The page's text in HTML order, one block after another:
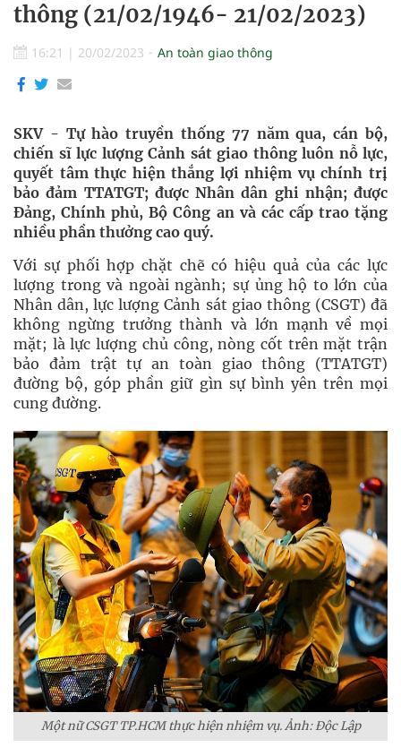
thông (21/02/1946- 21/02/2023)
16:21 | 20/02/2023 An toàn giao thông
SKV - Tự hào truyền thống 77 năm qua, cán bộ,
chiến sĩ lực lượng Cảnh sát giao thông luôn nỗ lực,
quyết tâm thực hiện thắng lợi nhiệm vụ chính trị
bảo đảm TTATGT; được Nhân dân ghi nhận; được
Đảng, Chính phủ, Bộ Công an và các cấp trao tặng
nhiều phần thưởng cao quý.
Với sự phối hợp chặt chẽ có hiệu quả của các lực
lượng trong và ngoài ngành; sự ủng hộ to lớn của
Nhân dân, lực lượng Cảnh sát giao thông (CSGT) đã
không ngừng trưởng thành và lớn mạnh về mọi
mặt; là lực lượng chủ công, nòng cốt trên mặt trận
bảo đảm trật tự an toàn giao thông (TTATGT)
đường bộ, góp phần giữ gìn sự bình yên trên mọi
cung đường.
Một nữ CSGT TP.HCM thực hiện nhiệm vụ. Ảnh: Độc Lập